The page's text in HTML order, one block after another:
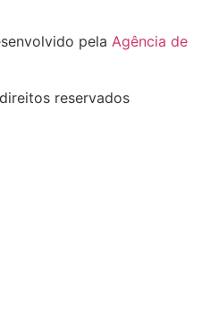
pela Agência de
reservados